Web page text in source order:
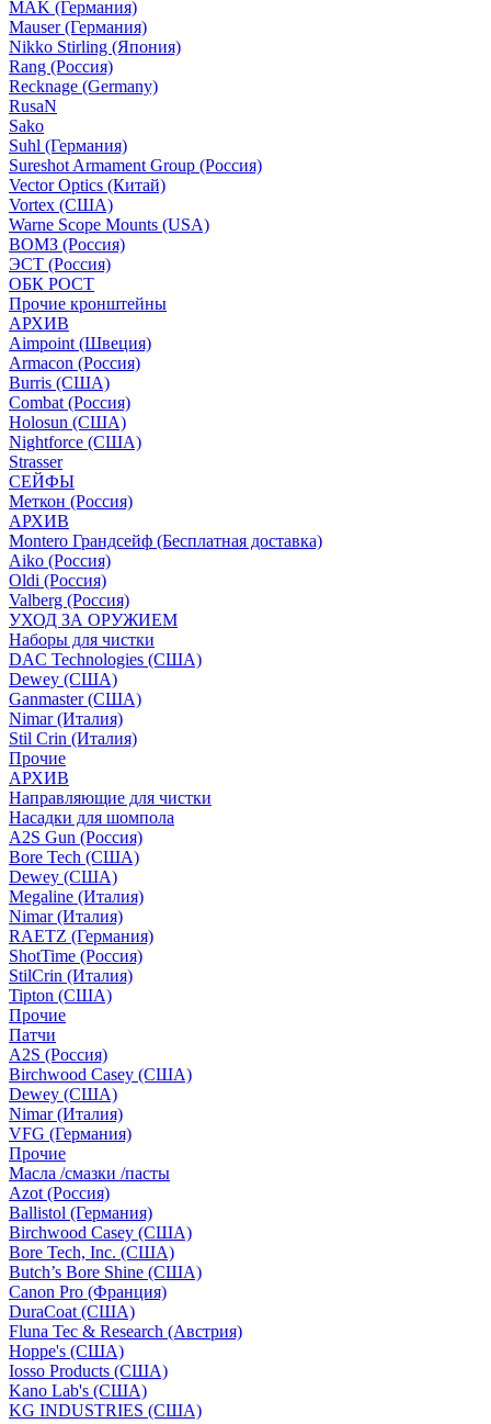
MAK (Германия)
Mauser (Германия)
Nikko Stirling (Япония)
Rang (Россия)
Recknage (Germany)
RusaN
Sako
Suhl (Германия)
Sureshot Armament Group (Россия)
Vector Optics (Китай)
Vortex (США)
Warne Scope Mounts (USA)
ВОМЗ (Россия)
ЭСТ (Россия)
ОБК РОСТ
Прочие кронштейны
АРХИВ
Aimpoint (Швеция)
Armacon (Россия)
Burris (США)
Combat (Россия)
Holosun (США)
Nightforce (США)
Strasser
СЕЙФЫ
Меткон (Россия)
АРХИВ
Montero Грандсейф (Бесплатная доставка)
Aiko (Россия)
Oldi (Россия)
Valberg (Россия)
УХОД ЗА ОРУЖИЕМ
Наборы для чистки
DAC Technologies (США)
Dewey (США)
Ganmaster (США)
Nimar (Италия)
Stil Crin (Италия)
Прочие
АРХИВ
Направляющие для чистки
Насадки для шомпола
A2S Gun (Россия)
Bore Tech (США)
Dewey (США)
Megaline (Италия)
Nimar (Италия)
RAETZ (Германия)
ShotTime (Россия)
StilCrin (Италия)
Tipton (США)
Прочие
Патчи
A2S (Россия)
Birchwood Casey (США)
Dewey (США)
Nimar (Италия)
VFG (Германия)
Прочие
Масла /смазки /пасты
Azot (Россия)
Ballistol (Германия)
Birchwood Casey (США)
Bore Tech, Inc. (США)
Butch’s Bore Shine (СШA)
Canon Pro (Франция)
DuraCoat (США)
Fluna Tec & Research (Австрия)
Hoppe's (США)
Iosso Products (США)
Kano Lab's (США)
KG INDUSTRIES (США)